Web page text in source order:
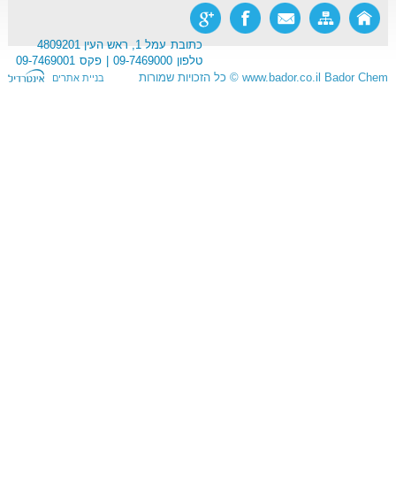
כתובת עמל 1, ראש העין 4809201
טלפון 09-7469000 פקס 09-7469001
Bador Chem
www.bador.co.il
© כל הזכויות שמורות בניית אתרים